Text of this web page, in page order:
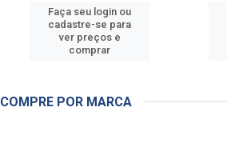
Faça seu login ou
cadastre-se para
ver preços e
comprar
COMPRE POR MARCA